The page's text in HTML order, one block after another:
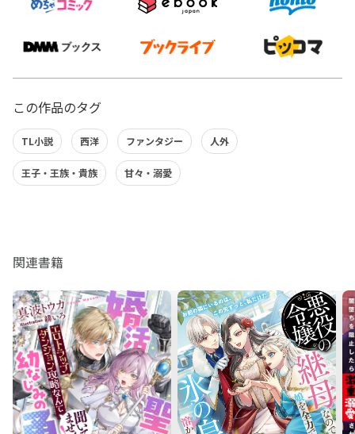
この作品のタグ
TL小説 西洋 ファンタジー 人外
王子・王族・貴族 甘々・溺愛
関連書籍